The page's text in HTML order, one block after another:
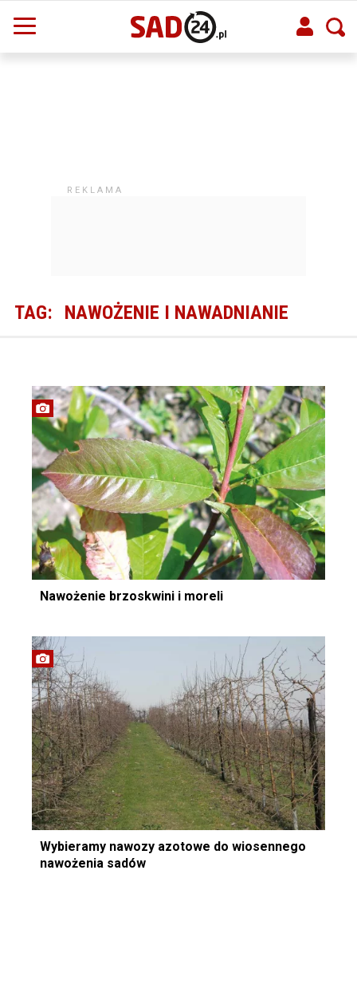
TAG: NAWOŻENIE I NAWADNIANIE
Nawożenie brzoskwini i moreli
Wybieramy nawozy azotowe do wiosennego
nawożenia sadów